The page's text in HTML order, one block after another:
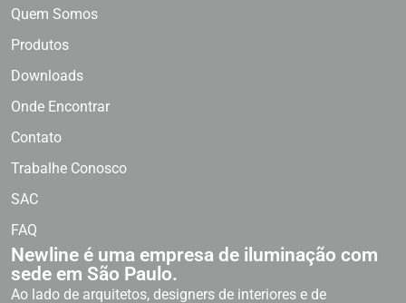
Quem Somos
Produtos
Downloads
Onde Encontrar
Contato
Trabalhe Conosco
SAC
FAQ
Newline é uma empresa de iluminação com
sede em São Paulo.
Ao lado de arquitetos, designers de interiores e de